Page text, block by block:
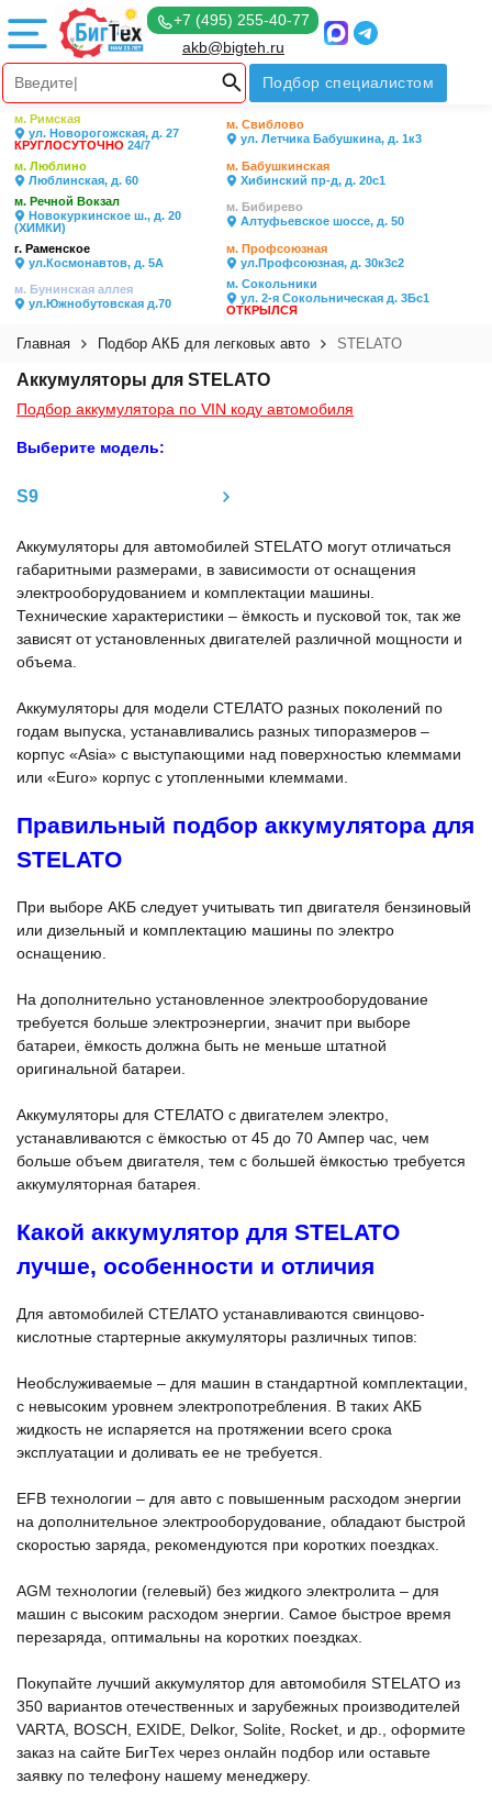
+7 (495) 255-40-77
akb@bigteh.ru
Подбор специалистом
м. Римская
ул. Новорогожская, д. 27
КРУГЛОСУТОЧНО 24/7
м. Свиблово
ул. Летчика Бабушкина, д. 1к3
м. Люблино
Люблинская, д. 60
м. Бабушкинская
Хибинский пр-д, д. 20с1
м. Речной Вокзал
Новокуркинское ш., д. 20
(ХИМКИ)
м. Бибирево
Алтуфьевское шоссе, д. 50
г. Раменское
ул.Космонавтов, д. 5А
м. Профсоюзная
ул.Профсоюзная, д. 30к3с2
м. Бунинская аллея
ул.Южнобутовская д.70
м. Сокольники
ул. 2-я Сокольническая д. 3Бс1
ОТКРЫЛСЯ
Главная Подбор АКБ для легковых авто STELATO
Аккумуляторы для STELATO
Подбор аккумулятора по VIN коду автомобиля
Выберите модель:
S9
Аккумуляторы для автомобилей STELATO могут отличаться
габаритными размерами, в зависимости от оснащения
электрооборудованием и комплектации машины.
Технические характеристики – ёмкость и пусковой ток, так же
зависят от установленных двигателей различной мощности и
объема.
Аккумуляторы для модели СТЕЛАТО разных поколений по
годам выпуска, устанавливались разных типоразмеров –
корпус «Asia» с выступающими над поверхностью клеммами
или «Euro» корпус с утопленными клеммами.
Правильный подбор аккумулятора для
STELATO
При выборе АКБ следует учитывать тип двигателя бензиновый
или дизельный и комплектацию машины по электро
оснащению.
На дополнительно установленное электрооборудование
требуется больше электроэнергии, значит при выборе
батареи, ёмкость должна быть не меньше штатной
оригинальной батареи.
Аккумуляторы для СТЕЛАТО с двигателем электро,
устанавливаются с ёмкостью от 45 до 70 Ампер час, чем
больше объем двигателя, тем с большей ёмкостью требуется
аккумуляторная батарея.
Какой аккумулятор для STELATO
лучше, особенности и отличия
Для автомобилей СТЕЛАТО устанавливаются свинцово-
кислотные стартерные аккумуляторы различных типов:
Необслуживаемые – для машин в стандартной комплектации,
с невысоким уровнем электропотребления. В таких АКБ
жидкость не испаряется на протяжении всего срока
эксплуатации и доливать ее не требуется.
EFB технологии – для авто с повышенным расходом энергии
на дополнительное электрооборудование, обладают быстрой
скоростью заряда, рекомендуются при коротких поездках.
AGM технологии (гелевый) без жидкого электролита – для
машин с высоким расходом энергии. Самое быстрое время
перезаряда, оптимальны на коротких поездках.
Покупайте лучший аккумулятор для автомобиля STELATO из
350 вариантов отечественных и зарубежных производителей
VARTA, BOSCH, EXIDE, Delkor, Solite, Rocket, и др., оформите
заказ на сайте БигТех через онлайн подбор или оставьте
заявку по телефону нашему менеджеру.